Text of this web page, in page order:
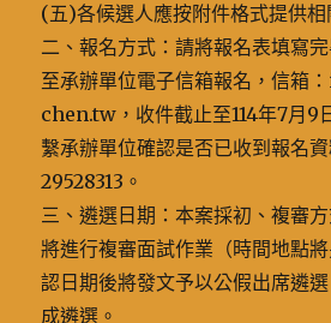
(五)各候選人應按附件格式提供相
二、報名方式：請將報名表填寫
至承辦單位電子信箱報名，信箱
chen.tw，收件截止至114年7月9
繫承辦單位確認是否已收到報名資
29528313。
三、遴選日期：本案採初、複審
將進行複審面試作業（時間地點
認日期後將發文予以公假出席遴
成遴選。